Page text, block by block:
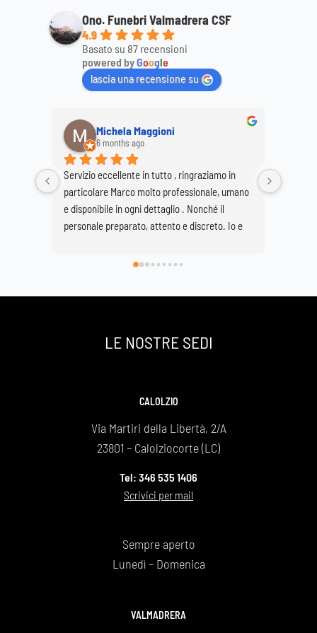
Ono. Funebri Valmadrera CSF
4.9
Basato su 87 recensioni
powered byGoogle
lascia una recensione su
Michela Maggioni
6 months ago
Servizio eccellente in tutto , ringraziamo in
particolare Marco molto professionale, umano
e disponibile in ogni dettaglio . Nonché il
personale preparato, attento e discreto. Io e
di avervi scelto e così facendo onorato al
spenta a 89 anni ma che sarà per sempre la
Daniela e Giovanna Bonaiti
LE NOSTRE SEDI
CALOLZIO
Via Martiri della Libertà, 2/A
23801 – Calolziocorte (LC)
Tel: 346 535 1406
Scrivici per mail
Sempre aperto
Lunedì – Domenica
VALMADRERA